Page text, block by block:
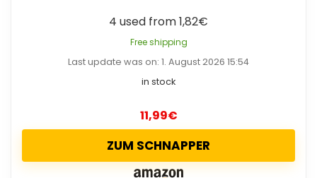
4 used from 1,82€
Free shipping
Last update was on: 1. August 2026 15:54
in stock
11,99€
ZUM SCHNAPPER